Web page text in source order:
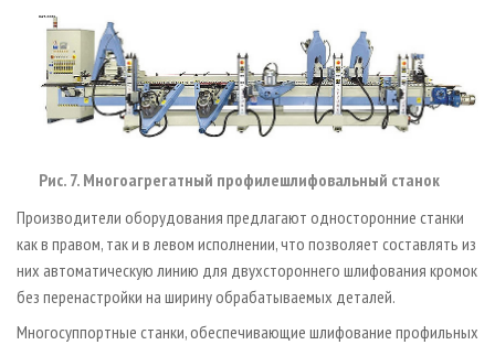
Рис. 7. Многоагрегатный профилешлифовальный станок
Производители оборудования предлагают односторонние станки
как в правом, так и в левом исполнении, что позволяет составлять из
них автоматическую линию для двухстороннего шлифования кромок
без перенастройки на ширину обрабатываемых деталей.
Многосуппортные станки, обеспечивающие шлифование профильных